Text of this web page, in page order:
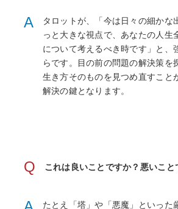
A
タロットが、「今は日々の細かな
っと大きな視点で、あなたの人生
について考えるべき時です」と、
らです。目の前の問題の解決策を
生き方そのものを見つめ直すこと
解決の鍵となります。
Q これは良いことですか？悪いこと
たとえ「塔」や「悪魔」といった